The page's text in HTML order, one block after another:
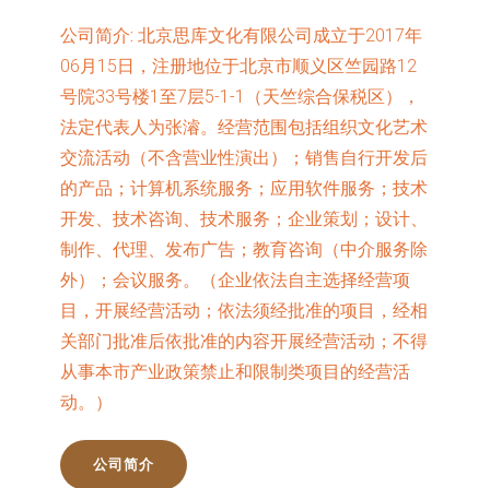
公司简介: 北京思库文化有限公司成立于2017年
06月15日，注册地位于北京市顺义区竺园路12
号院33号楼1至7层5-1-1（天竺综合保税区），
法定代表人为张濬。经营范围包括组织文化艺术
交流活动（不含营业性演出）；销售自行开发后
的产品；计算机系统服务；应用软件服务；技术
开发、技术咨询、技术服务；企业策划；设计、
制作、代理、发布广告；教育咨询（中介服务除
外）；会议服务。（企业依法自主选择经营项
目，开展经营活动；依法须经批准的项目，经相
关部门批准后依批准的内容开展经营活动；不得
从事本市产业政策禁止和限制类项目的经营活
动。）
公司简介